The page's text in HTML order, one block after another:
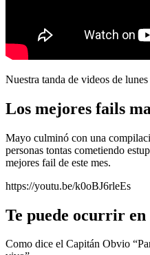
Nuestra tanda de videos de
Los mejores fails
Mayo culminó con una
personas tontas cometiendo
mejores fail de este mes.
https://youtu.be/k0oBJ6rleEs
Te puede ocurrir
Como dice el Capitán Obvio